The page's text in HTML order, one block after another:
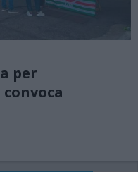
per